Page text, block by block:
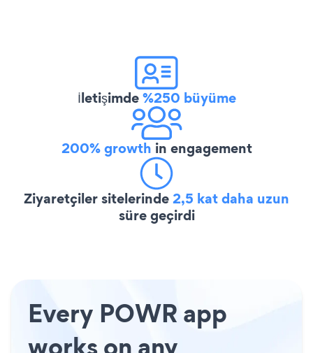
İletişimde%250 büyüme
200% growth in engagement
Ziyaretçiler sitelerinde2,5 kat daha uzun
süre geçirdi
Every POWR app